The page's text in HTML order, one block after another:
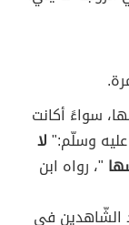
سواءً أكانت
وسلّم:"لا
"، رواه ابن
الشّاهدين في